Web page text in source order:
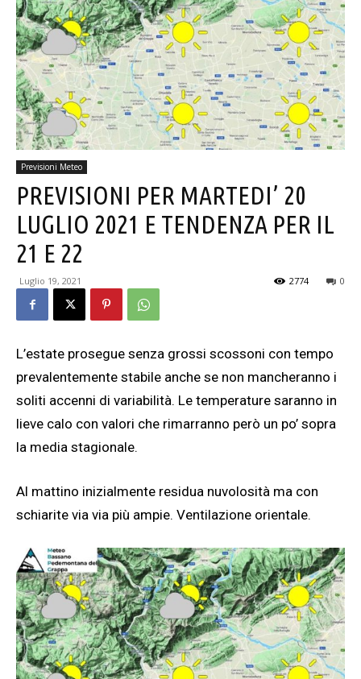
Previsioni Meteo
PREVISIONI PER MARTEDI’ 20
LUGLIO 2021 E TENDENZA PER IL
21 E 22
Luglio 19, 2021 0
2774
L’estate prosegue senza grossi scossoni con tempo
prevalentemente stabile anche se non mancheranno i
soliti accenni di variabilità. Le temperature saranno in
lieve calo con valori che rimarranno però un po’ sopra
la media stagionale.
Al mattino inizialmente residua nuvolosità ma con
schiarite via via più ampie. Ventilazione orientale.